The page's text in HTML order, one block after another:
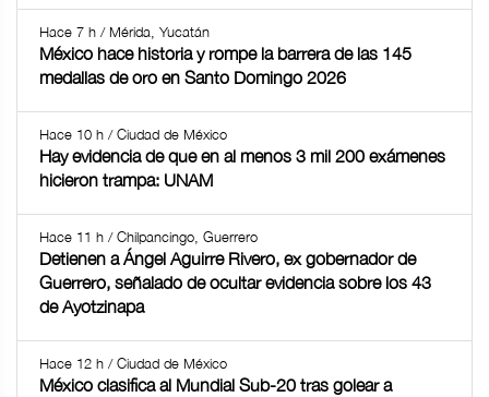
Hace 7 h / Mérida, Yucatán
México hace historia y rompe la barrera de las 145
medallas de oro en Santo Domingo 2026
Hace 10 h / Ciudad de México
Hay evidencia de que en al menos 3 mil 200 exámenes
hicieron trampa: UNAM
Hace 11 h / Chilpancingo, Guerrero
Detienen a Ángel Aguirre Rivero, ex gobernador de
Guerrero, señalado de ocultar evidencia sobre los 43
de Ayotzinapa
Hace 12 h / Ciudad de México
México clasifica al Mundial Sub-20 tras golear a